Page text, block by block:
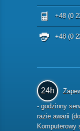
+48 (0
+48 (0
24h
- godzinny
razie awarii
Komputerowy